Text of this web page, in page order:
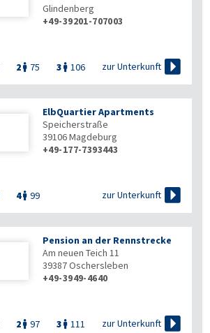
Glindenberg
+49-39201-707003
2  75 3  106 zur Unterkunft 
ElbQuartier Apartments
Speicherstraße
39106Magdeburg
+49-177-7393443
4 99 zur Unterkunft 
Pension an der Rennstrecke
Am neuen Teich 11
39387Oschersleben
+49-3949-4640
2  97 3  111 zur Unterkunft 